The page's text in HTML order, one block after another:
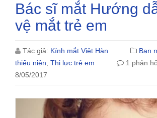
Bác sĩ mắt Hướng
vệ mắt trẻ em
Tác giả: Kính mắt Việt Hàn Bạn
thiếu niên Thị lực trẻ em
1 phản
8/05/2017